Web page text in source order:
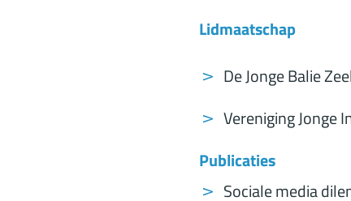
Lidmaatschap
De Jonge Balie
Vereniging Jonge
Publicaties
Sociale media